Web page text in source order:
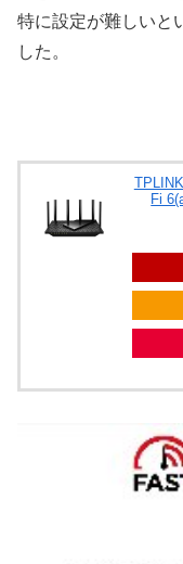
特に設定が難しいと
した。
Fi